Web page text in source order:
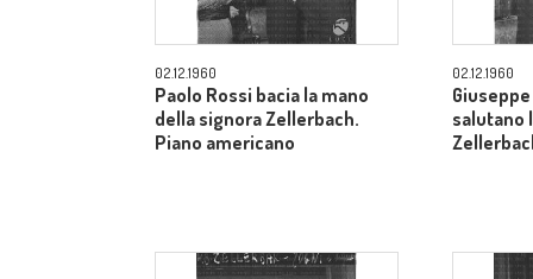
02.12.1960
Paolo Rossi bacia la mano
della signora Zellerbach.
Piano americano
02.12.1960
salutano